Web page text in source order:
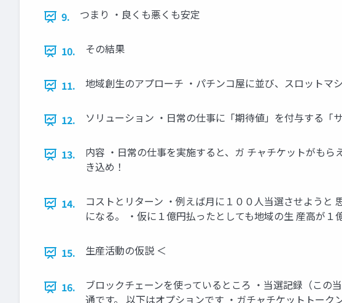
9. つまり ・良くも悪くも安定
10. その結果
11. 地域創生のアプローチ ・パチンコ屋に並び、スロット
12. ソリューション ・日常の仕事に「期待値」を付与する「
13.
内容 ・日常の仕事を実施すると、ガ チャチケットがも
き込め！
14.
コストとリターン ・例えば月に１００人当選させよう
になる。 ・仮に１億円払ったとしても地域の生 産高が
15. 生産活動の仮説 ＜
16.
ブロックチェーンを使っているところ ・当選記録（こ
通です。 以下はオプションです ・ガチャチケットトー